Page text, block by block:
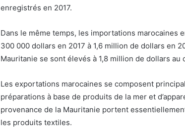
enregistrés en 2017.
Dans le même temps, les importations marocaines
300 000 dollars en 2017 à 1,6 million de dollars en
Mauritanie se sont élevés à 1,8 million de dollars au
Les exportations marocaines se composent
préparations à base de produits de la mer et
provenance de la Mauritanie portent
les produits textiles.